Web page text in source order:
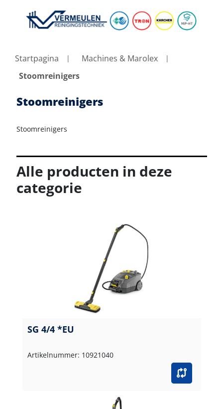
Startpagina
Machines & Marolex
Stoomreinigers
Stoomreinigers
Stoomreinigers
Alle producten in deze
categorie
SG 4/4 *EU
Artikelnummer: 10921040